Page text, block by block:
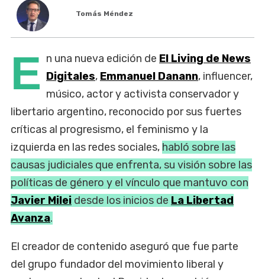
Tomás Méndez
E n una nueva edición de El Living de News
Digitales, Emmanuel Danann, influencer,
músico, actor y activista conservador y
libertario argentino, reconocido por sus fuertes
críticas al progresismo, el feminismo y la
izquierda en las redes sociales, habló sobre las
causas judiciales que enfrenta, su visión sobre las
políticas de género y el vínculo que mantuvo con
Javier Milei desde los inicios de La Libertad
Avanza.
El creador de contenido aseguró que fue parte
del grupo fundador del movimiento liberal y